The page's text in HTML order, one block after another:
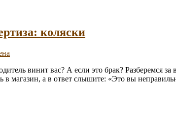
коляски
винит вас? А если это брак? Разберемся
в магазин, а в ответ слышите: «Это вы